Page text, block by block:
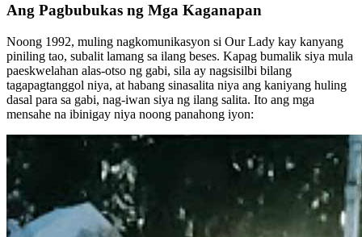
Ang Pagbubukas ng Mga Kaganapan
Noong 1992, muling nagkomunikasyon si Our Lady kay kanyang
piniling tao, subalit lamang sa ilang beses. Kapag bumalik siya mula
paeskwelahan alas-otso ng gabi, sila ay nagsisilbi bilang
tagapagtanggol niya, at habang sinasalita niya ang kaniyang huling
dasal para sa gabi, nag-iwan siya ng ilang salita. Ito ang mga
mensahe na ibinigay niya noong panahong iyon: